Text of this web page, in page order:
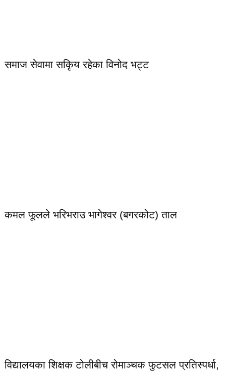
समाज सेवामा सकिृय रहेका विनोद भट्ट
कमल फूलले भरिभराउ भागेश्वर (बगरकोट) ताल
विद्यालयका शिक्षक टोलीबीच रोमाञ्चक फुटसल प्रतिस्पर्धा,